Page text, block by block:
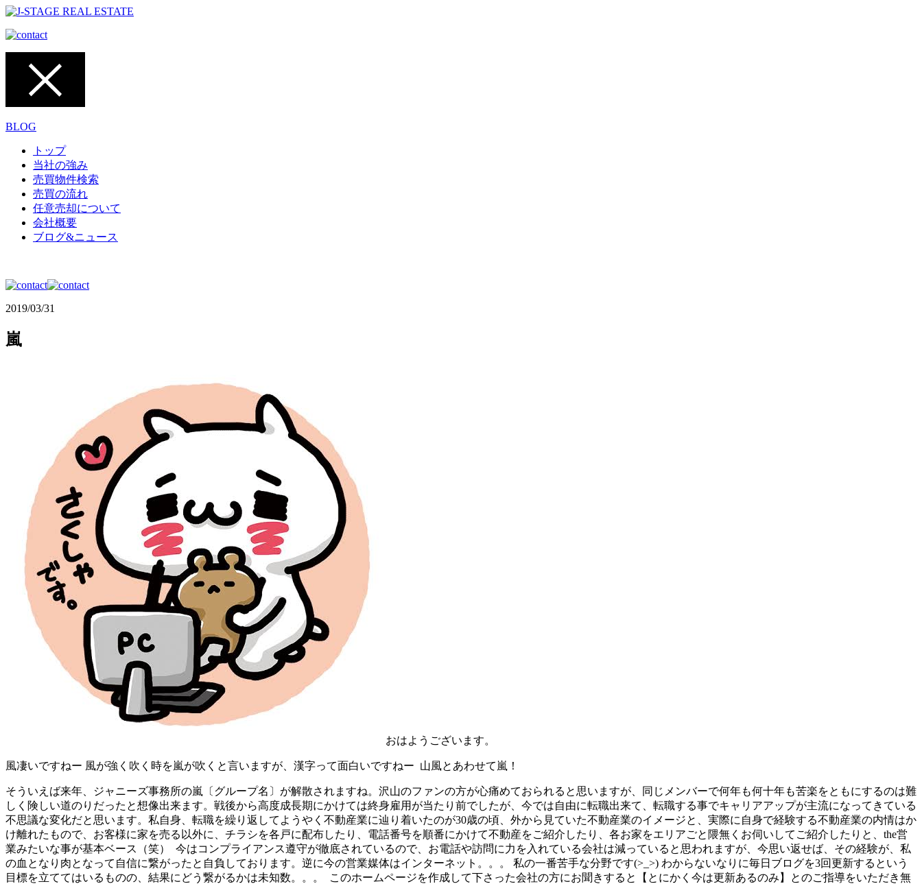
BLOG
トップ
当社の強み
売買物件検索
売買の流れ
任意売却について
会社概要
ブログ&ニュース
2019/03/31
嵐
おはようございます。
風凄いですねー 風が強く吹く時を嵐が吹くと言いますが、漢字って面白いですねー 山風とあわせて嵐！
そういえば来年、ジャニーズ事務所の嵐〔グループ名〕が解散されますね。沢山のファンの方が心痛めておられると思いますが、同じメンバーで何年も何十年も苦楽をともにするのは難
しく険しい道のりだったと想像出来ます。戦後から高度成長期にかけては終身雇用が当たり前でしたが、今では自由に転職出来て、転職する事でキャリアアップが主流になってきている
不思議な変化だと思います。私自身、転職を繰り返してようやく不動産業に辿り着いたのが30歳の頃、外から見ていた不動産業のイメージと、実際に自身で経験する不動産業の内情はか
け離れたもので、お客様に家を売る以外に、チラシを各戸に配布したり、電話番号を順番にかけて不動産をご紹介したり、各お家をエリアごと隈無くお伺いしてご紹介したりと、the営
業みたいな事が基本ベース（笑） 今はコンプライアンス遵守が徹底されているので、お電話や訪問に力を入れている会社は減っていると思われますが、今思い返せば、その経験が、私
の血となり肉となって自信に繋がったと自負しております。逆に今の営業媒体はインターネット。。。 私の一番苦手な分野です(>_>) わからないなりに毎日ブログを3回更新するという
目標を立ててはいるものの、結果にどう繋がるかは未知数。。。 このホームページを作成して下さった会社の方にお聞きすると【とにかく今は更新あるのみ】とのご指導をいただき無